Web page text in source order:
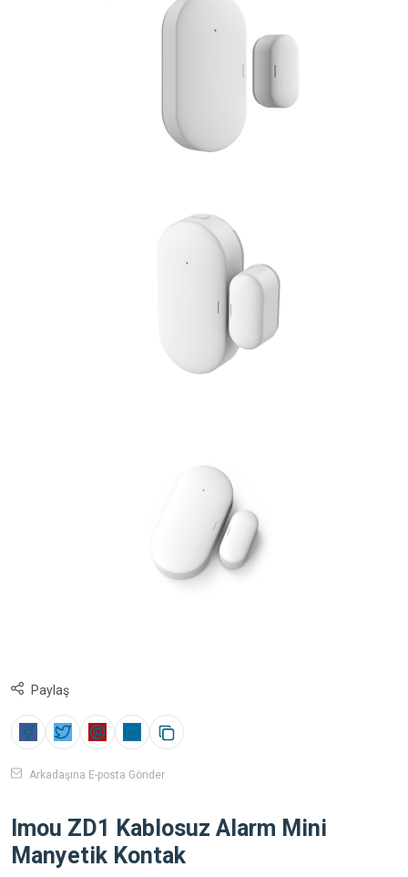
Paylaş
Arkadaşına E-posta Gönder
Imou ZD1 Kablosuz Alarm Mini
Manyetik Kontak